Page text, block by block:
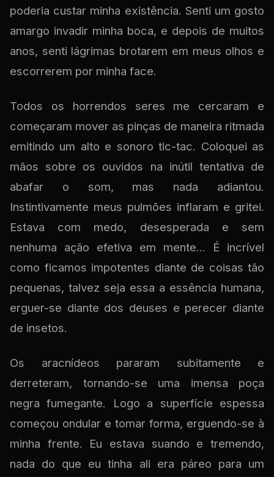
poderia custar minha existência. Senti um gosto
amargo invadir minha boca, e depois de muitos
anos, senti lágrimas brotarem em meus olhos e
escorrerem por minha face.
Todos os horrendos seres me cercaram e
começaram mover as pinças de maneira ritmada
emitindo um alto e sonoro tic-tac. Coloquei as
mãos sobre os ouvidos na inútil tentativa de
abafar o som, mas nada adiantou.
Instintivamente meus pulmões inflaram e gritei.
Estava com medo, desesperada e sem
nenhuma ação efetiva em mente... É incrível
como ficamos impotentes diante de coisas tão
pequenas, talvez seja essa a essência humana,
erguer-se diante dos deuses e perecer diante
de insetos.
Os aracnídeos pararam subitamente e
derreteram, tornando-se uma imensa poça
negra fumegante. Logo a superfície espessa
começou ondular e tomar forma, erguendo-se à
minha frente. Eu estava suando e tremendo,
nada do que eu tinha ali era páreo para um